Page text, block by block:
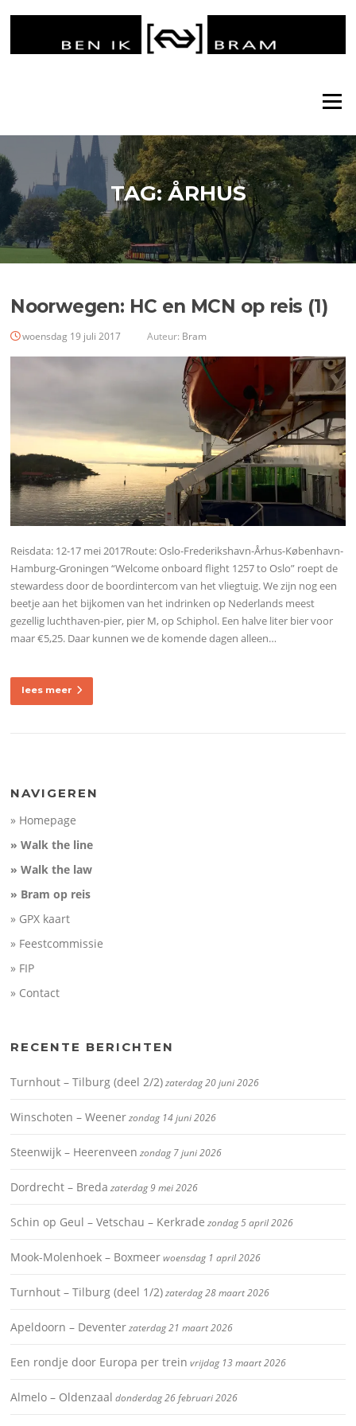
Menu
TAG:ÅRHUS
Noorwegen: HC en MCN op reis (1)
woensdag 19 juli 2017 Auteur: Bram
Reisdata: 12-17 mei 2017Route: Oslo-Frederikshavn-Århus-København-
Hamburg-Groningen “Welcome onboard flight 1257 to Oslo” roept de
stewardess door de boordintercom van het vliegtuig. We zijn nog een
beetje aan het bijkomen van het indrinken op Nederlands meest
gezellig luchthaven-pier, pier M, op Schiphol. Een halve liter bier voor
maar €5,25. Daar kunnen we de komende dagen alleen…
lees meer
NAVIGEREN
» Homepage
» Walk the line
» Walk the law
» Bram op reis
» GPX kaart
» Feestcommissie
» FIP
» Contact
RECENTE BERICHTEN
Turnhout – Tilburg (deel 2/2)zaterdag 20 juni 2026
Winschoten – Weenerzondag 14 juni 2026
Steenwijk – Heerenveen zondag 7 juni 2026
Dordrecht – Breda zaterdag 9 mei 2026
Schin op Geul – Vetschau – Kerkrade zondag 5 april 2026
Mook-Molenhoek – Boxmeerwoensdag 1 april 2026
Turnhout – Tilburg (deel 1/2)zaterdag 28 maart 2026
Apeldoorn – Deventerzaterdag 21 maart 2026
Een rondje door Europa per trein vrijdag 13 maart 2026
Almelo – Oldenzaal donderdag 26 februari 2026